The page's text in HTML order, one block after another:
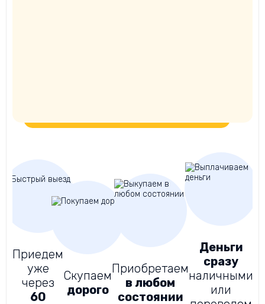
Приедем
уже
через
60
Скупаем
дорого
Приобретаем
в любом
состоянии
Деньги
сразу
наличными
или